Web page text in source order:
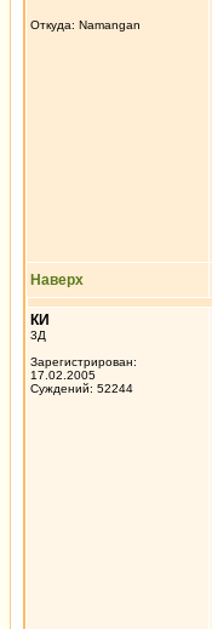
Откуда: Namangan
Наверх
КИ
3Д
Зарегистрирован:
17.02.2005
Суждений: 52244